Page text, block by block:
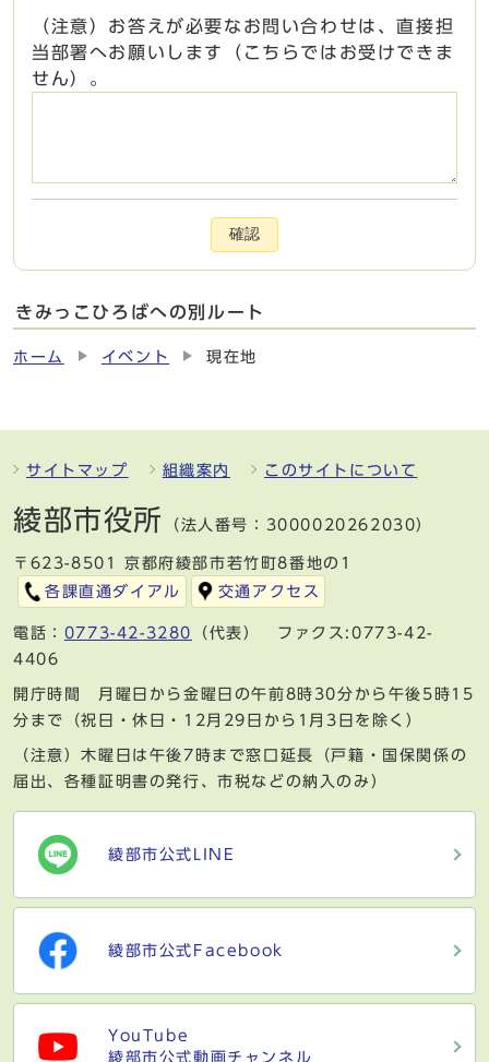
（注意）お答えが必要なお問い合わせは、直接担
当部署へお願いします（こちらではお受けできま
せん）。
確認
きみっこひろばへの別ルート
ホーム イベント 現在地
サイトマップ 組織案内 このサイトについて
綾部市役所 （法人番号：3000020262030）
〒623-8501 京都府綾部市若竹町8番地の1
各課直通ダイアル
交通アクセス
電話： 0773-42-3280
（代表） ファクス:0773-42-
4406
開庁時間 月曜日から金曜日の午前8時30分から午後5時15
分まで（祝日・休日・12月29日から1月3日を除く）
（注意）木曜日は午後7時まで窓口延長（戸籍・国保関係の
届出、各種証明書の発行、市税などの納入のみ）
綾部市公式LINE
綾部市公式Facebook
YouTube
綾部市公式動画チャンネル